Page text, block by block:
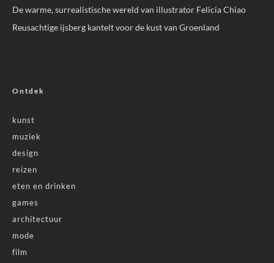
De warme, surrealistische wereld van illustrator Felicia Chiao
Reusachtige ijsberg kantelt voor de kust van Groenland
Ontdek
kunst
muziek
design
reizen
eten en drinken
games
architectuur
mode
film